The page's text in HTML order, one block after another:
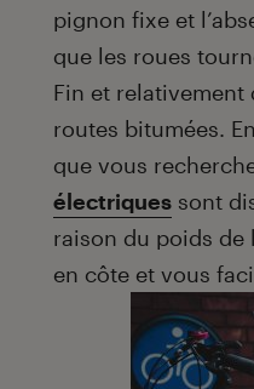
pignon fixe et
que les roues
Fin et relativement
routes bitumées.
que vous
électriques sont
raison du poids de
en côte et vous